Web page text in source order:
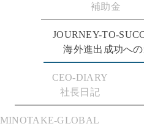
補助金
JOURNEY-TO-
海外進出成功へ
CEO-DIARY
社長日記
MINOTAKE-GLOBAL